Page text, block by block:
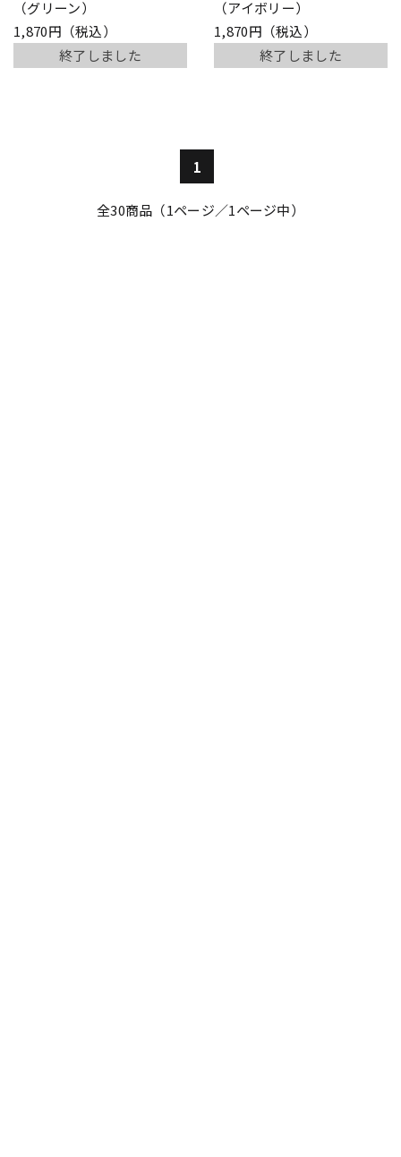
（グリーン）
1,870円（税込）
終了しました
（アイボリー）
1,870円（税込）
終了しました
1
全30商品（1ページ／1ページ中）